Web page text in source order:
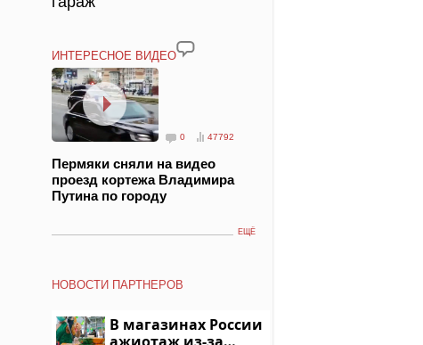
ИНТЕРЕСНОЕ ВИДЕО
0 47792
Пермяки сняли на видео
проезд кортежа Владимира
Путина по городу
ЕЩЁ
НОВОСТИ ПАРТНЕРОВ
В магазинах России
ажиотаж из-за